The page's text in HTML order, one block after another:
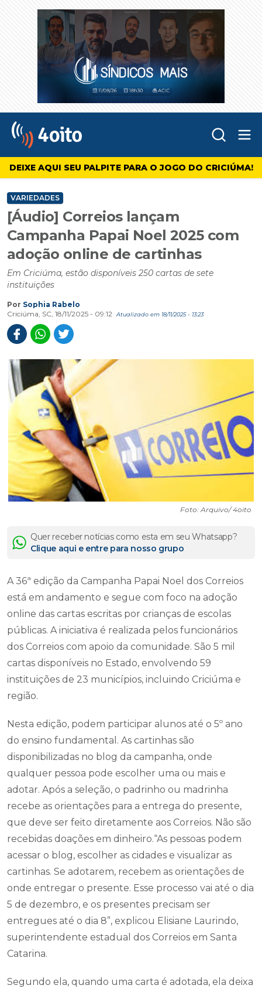
4oito
DEIXE AQUI SEU PALPITE PARA O JOGO DO CRICIÚMA!
VARIEDADES
[Áudio] Correios lançam
Campanha Papai Noel 2025 com
adoção online de cartinhas
Em Criciúma, estão disponíveis 250 cartas de sete
instituições
Por Sophia Rabelo
Criciúma, SC, 18/11/2025 - 09:12
Atualizado em 18/11/2025 - 13:23
Foto: Arquivo/ 4oito
Quer receber notícias como esta em seu Whatsapp?
Clique aqui e entre para nosso grupo
A 36ª edição da Campanha Papai Noel dos Correios
está em andamento e segue com foco na adoção
online das cartas escritas por crianças de escolas
públicas. A iniciativa é realizada pelos funcionários
dos Correios com apoio da comunidade. São 5 mil
cartas disponíveis no Estado, envolvendo 59
instituições de 23 municípios, incluindo Criciúma e
região.
Nesta edição, podem participar alunos até o 5º ano
do ensino fundamental. As cartinhas são
disponibilizadas no blog da campanha, onde
qualquer pessoa pode escolher uma ou mais e
adotar. Após a seleção, o padrinho ou madrinha
recebe as orientações para a entrega do presente,
que deve ser feito diretamente aos Correios. Não são
recebidas doações em dinheiro.“As pessoas podem
acessar o blog, escolher as cidades e visualizar as
cartinhas. Se adotarem, recebem as orientações de
onde entregar o presente. Esse processo vai até o dia
5 de dezembro, e os presentes precisam ser
entregues até o dia 8”, explicou Elisiane Laurindo,
superintendente estadual dos Correios em Santa
Catarina.
Segundo ela, quando uma carta é adotada, ela deixa